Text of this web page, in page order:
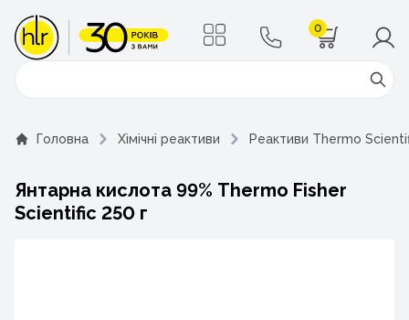
0
Поиск
Головна Хімічні реактиви Реактиви Thermo
Янтарна кислота 99% Thermo Fisher
Scientific 250 г